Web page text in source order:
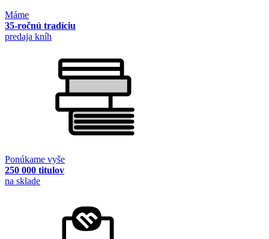
Máme
35-ročnú tradíciu
predaja kníh
Ponúkame vyše
250 000 titulov
na sklade